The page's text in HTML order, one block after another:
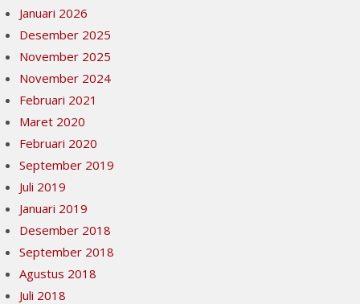
Januari 2026
Desember 2025
November 2025
November 2024
Februari 2021
Maret 2020
Februari 2020
September 2019
Juli 2019
Januari 2019
Desember 2018
September 2018
Agustus 2018
Juli 2018